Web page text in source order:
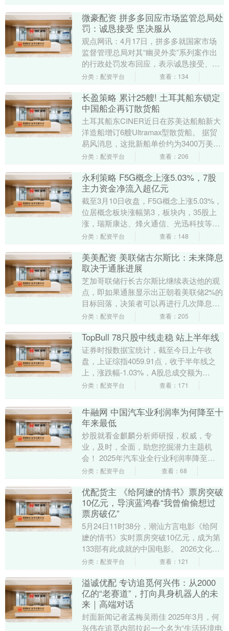
微豪配资 拼多多回应市场监管总局处
罚：诚恳接受 坚决服从
观点网讯：4月17日，拼多多就国家市场
监督管理总局对其“幽灵外卖”系列案作出
的行政处罚发布回应，表示诚恳接受、坚
决服从处罚决定，并将以此为戒，规范业
分类：配资平台 查看：134
长盈策略 累计25艘! 土耳其船东锁定
中国船企再订散货船
土耳其船东CINER近日在苏美达船舶新大
洋造船增订6艘Ultramax型散货船。 据贸
易风消息，这批新船单价约为3400万美
元，交易总金额约为2.04亿美元（约....
分类：配资平台 查看：206
永利策略 F5G概念上涨5.03%，7股
主力资金净流入超亿元
截至3月10日收盘，F5G概念上涨5.03%，
位居概念板块涨幅第3，板块内，35股上
涨，瑞斯康达、烽火通信、光迅科技等涨
停，德科立、菲菱科思、亨通光电等涨幅
分类：配资平台 查看：148
美美配资 美联储古尔斯比：未来降息
取决于通胀进展
芝加哥联储行长古尔斯比继续表达他的观
点，即如果通胀显示出正朝着美联储2%的
目标回落，决策者可以再进行几次降息。
1月份消费者物价同比上涨2.4%，涨幅低
分类：配资平台 查看：205
TopBull 78只股中线走稳 站上半年线
证券时报数据宝统计，截至今日上午收
盘，上证综指4059.91点，收于半年线之
上，涨跌幅-1.03%，A股总成交额为
14591.78亿元。到目前为止，今日有78
分类：配资平台 查看：171
牛融网 中国汽车业利润率为何降至十
年来最低
炒股就看金麒麟分析师研报，权威，专
业，及时，全面，助您挖掘潜力主题机
会！ 2025年汽车业全行业利润率降至
4.1%。低利润率既是过度竞争的结果，也
分类：配资平台 查看：68
优配货主 《给阿嬷的情书》票房突破
10亿元，导演蓝鸿春“我曾偷偷想过
票房破亿”
5月24日11时38分，潮汕方言电影《给阿
嬷的情书》实时票房突破10亿元，成为第
133部有此成就的中国电影。 2026文化强
国建设高峰论坛在深圳举行，电影高质
分类：配资平台 查看：121
溢诚优配 专访追觅何兴伟：从2000
亿的“老赛道”，打向具身机器人的未
来｜高端对话
封面新闻记者孟梅吴雨佳 2025年3月，何
兴伟在追觅内部拉起一个名为“生活环境电